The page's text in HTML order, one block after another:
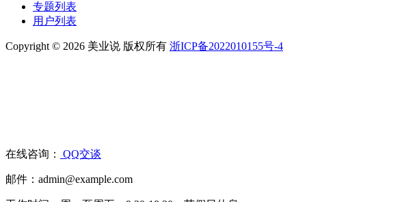
专题列表
用户列表
Copyright © 2026 美业说 版权所有 浙ICP备2022010155号-4
在线咨询： QQ交谈
邮件：admin@example.com